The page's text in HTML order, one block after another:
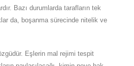
Bazı durumlarda tarafların tek
da, boşanma sürecinde nitelik ve
Eşlerin mal rejimi tespit